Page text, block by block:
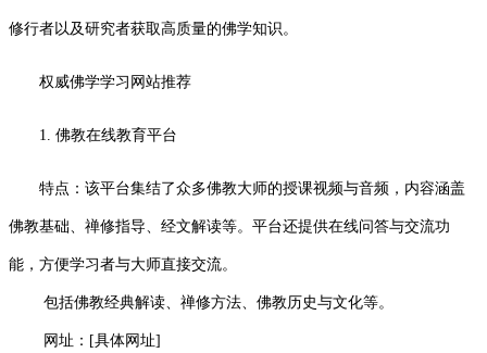
修行者以及研究者获取高质量的佛学知识。
权威佛学学习网站推荐
1. 佛教在线教育平台
特点：该平台集结了众多佛教大师的授课视频与音频，内容涵盖
佛教基础、禅修指导、经文解读等。平台还提供在线问答与交流功
能，方便学习者与大师直接交流。
包括佛教经典解读、禅修方法、佛教历史与文化等。
网址：[具体网址]